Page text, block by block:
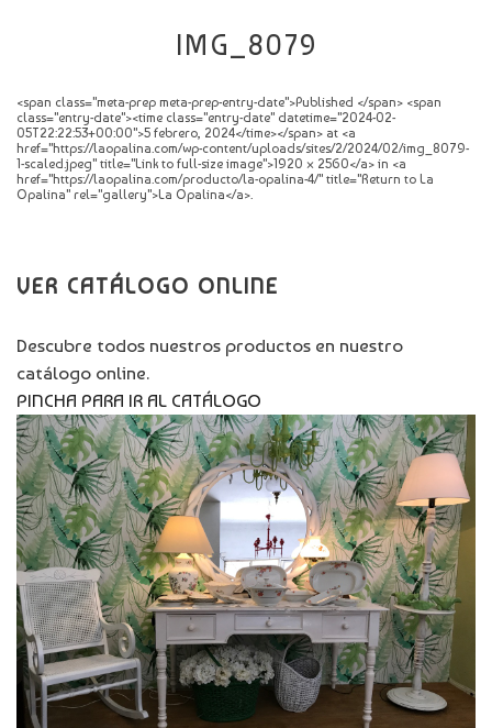
IMG_8079
<span class="meta-prep meta-prep-entry-date">Published </span> <span
class="entry-date"><time class="entry-date" datetime="2024-02-
05T22:22:53+00:00">5 febrero, 2024</time></span> at <a
href="https://laopalina.com/wp-content/uploads/sites/2/2024/02/img_8079-
1-scaled.jpeg" title="Link to full-size image">1920 × 2560</a> in <a
href="https://laopalina.com/producto/la-opalina-4/" title="Return to La
Opalina" rel="gallery">La Opalina</a>.
VER CATÁLOGO ONLINE
Descubre todos nuestros productos en nuestro
catálogo online.
PINCHA PARA IR AL CATÁLOGO